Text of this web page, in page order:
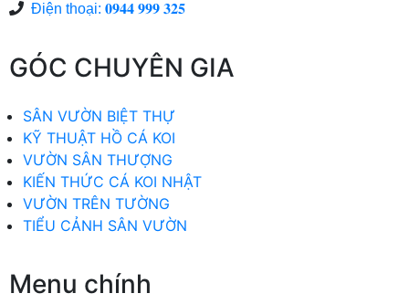
Điện thoại: 𝟎𝟗𝟒𝟒 𝟗𝟗𝟗 𝟑𝟐𝟓
GÓC CHUYÊN GIA
SÂN VƯỜN BIỆT THỰ
KỸ THUẬT HỒ CÁ KOI
VƯỜN SÂN THƯỢNG
KIẾN THỨC CÁ KOI NHẬT
VƯỜN TRÊN TƯỜNG
TIỂU CẢNH SÂN VƯỜN
Menu chính